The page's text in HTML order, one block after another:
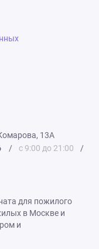
13А
/ с 9:00 до 21:00
/
для пожилого
в Москве и
и